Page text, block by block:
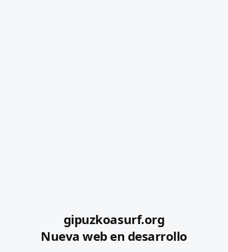
gipuzkoasurf.org
Nueva web en desarrollo